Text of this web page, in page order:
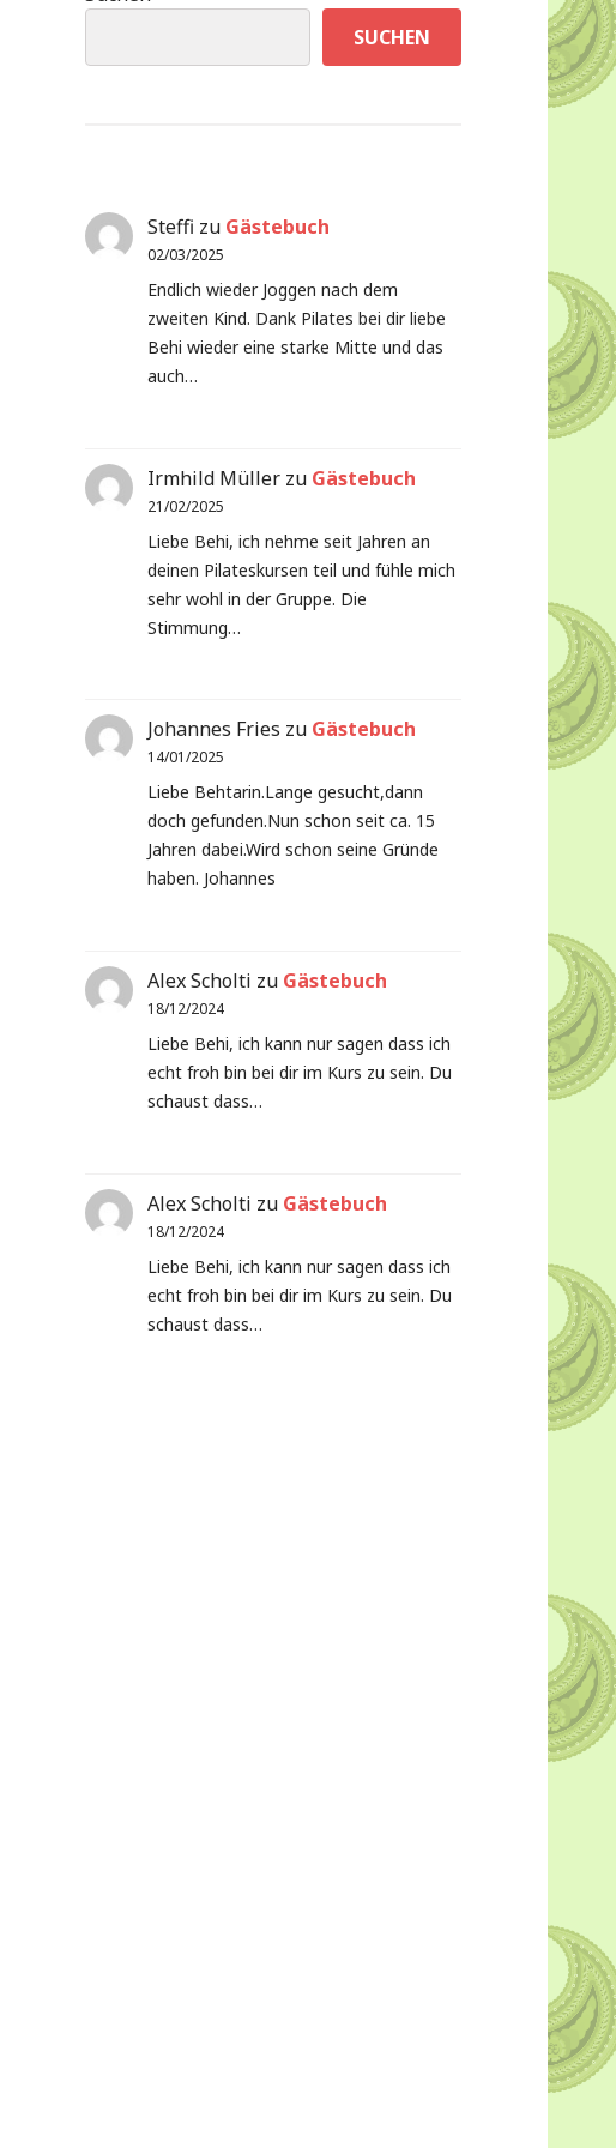
SUCHEN
Steffi zu Gästebuch
02/03/2025
Endlich wieder Joggen nach dem
zweiten Kind. Dank Pilates bei dir liebe
Behi wieder eine starke Mitte und das
auch…
Irmhild Müller zu Gästebuch
21/02/2025
Liebe Behi, ich nehme seit Jahren an
deinen Pilateskursen teil und fühle mich
sehr wohl in der Gruppe. Die
Stimmung…
Johannes Fries zu Gästebuch
14/01/2025
Liebe Behtarin.Lange gesucht,dann
doch gefunden.Nun schon seit ca. 15
Jahren dabei.Wird schon seine Gründe
haben. Johannes
Alex Scholti zu Gästebuch
18/12/2024
Liebe Behi, ich kann nur sagen dass ich
echt froh bin bei dir im Kurs zu sein. Du
schaust dass…
Alex Scholti zu Gästebuch
18/12/2024
Liebe Behi, ich kann nur sagen dass ich
echt froh bin bei dir im Kurs zu sein. Du
schaust dass…